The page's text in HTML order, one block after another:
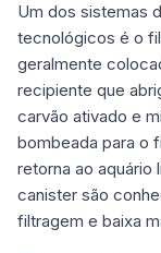
Um dos sistemas
tecnológicos é o
geralmente
recipiente que
carvão ativado e
bombeada para o
retorna ao aquário
canister são
filtragem e baixa